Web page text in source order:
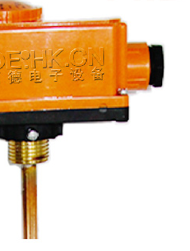
设备、电子工业专用设备、半导体、电
、集成电路、智能仪器仪表、工业自动控
，以下限分支机构经营：集成电路制造，
设备制造，环境监测专用仪器仪表制造，
器仪表制造，电子产品、仪器仪表销售。